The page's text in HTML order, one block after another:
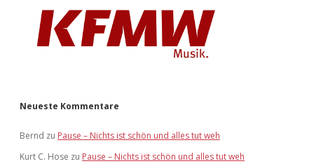
Neueste Kommentare
Bernd zu Pause – Nichts ist schön und alles tut weh
Kurt C. Hose zu Pause – Nichts ist schön und alles tut weh